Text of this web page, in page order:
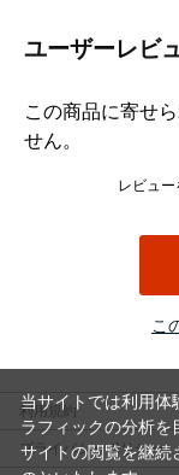
こ
ユーザーレビ
この商品に寄せ
せん。
レビュ
利用規約
プライバシーポリシー
当サイトでは利用体
ラフィックの分析を
サイトの閲覧を継続